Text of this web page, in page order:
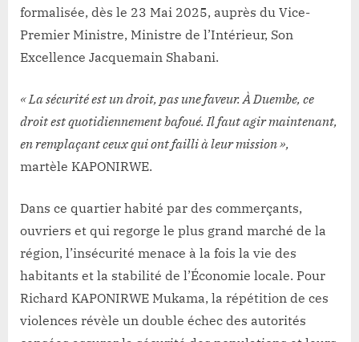
formalisée, dès le 23 Mai 2025, auprès du Vice-
Premier Ministre, Ministre de l’Intérieur, Son
Excellence Jacquemain Shabani.
« La sécurité est un droit, pas une faveur. À Duembe, ce
droit est quotidiennement bafoué. Il faut agir maintenant,
en remplaçant ceux qui ont failli à leur mission »,
martèle KAPONIRWE.
Dans ce quartier habité par des commerçants,
ouvriers et qui regorge le plus grand marché de la
région, l’insécurité menace à la fois la vie des
habitants et la stabilité de l’Économie locale. Pour
Richard KAPONIRWE Mukama, la répétition de ces
violences révèle un double échec des autorités